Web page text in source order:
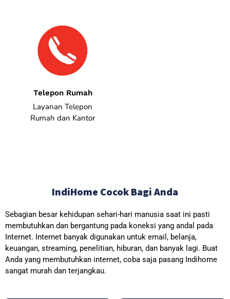
Telepon Rumah
Layanan Telepon
Rumah dan Kantor
IndiHome Cocok Bagi Anda
Sebagian besar kehidupan sehari-hari manusia saat ini pasti
membutuhkan dan bergantung pada koneksi yang andal pada
Internet. Internet banyak digunakan untuk email, belanja,
keuangan, streaming, penelitian, hiburan, dan banyak lagi. Buat
Anda yang membutuhkan internet, coba saja pasang Indihome
sangat murah dan terjangkau.